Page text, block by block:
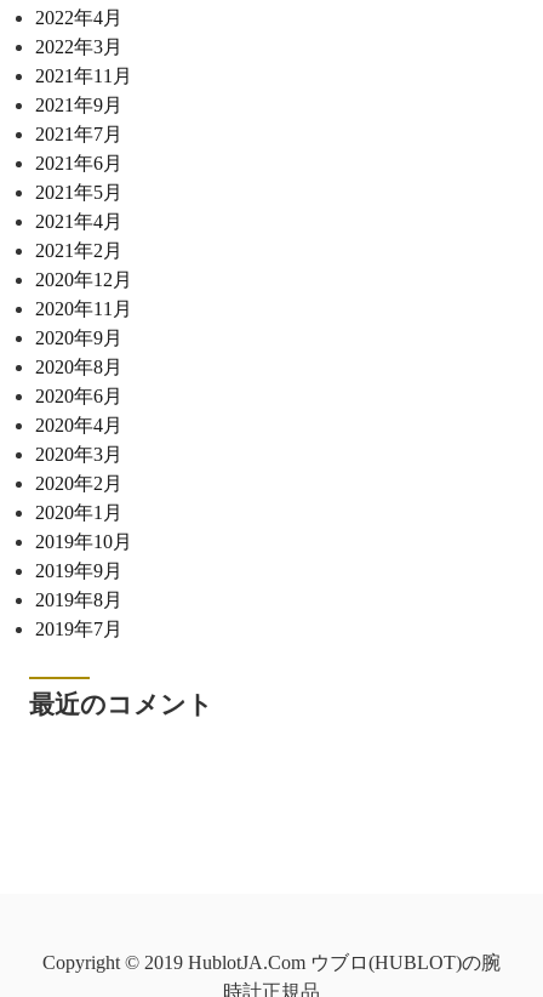
2022年4月
2022年3月
2021年11月
2021年9月
2021年7月
2021年6月
2021年5月
2021年4月
2021年2月
2020年12月
2020年11月
2020年9月
2020年8月
2020年6月
2020年4月
2020年3月
2020年2月
2020年1月
2019年10月
2019年9月
2019年8月
2019年7月
最近のコメント
Copyright © 2019 HublotJA.Com ウブロ(HUBLOT)の腕
時計正規品